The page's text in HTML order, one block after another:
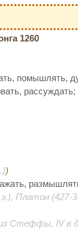
1260
помышлять,
рассуждать;
)
Платон (427-
Стеффы, IV в